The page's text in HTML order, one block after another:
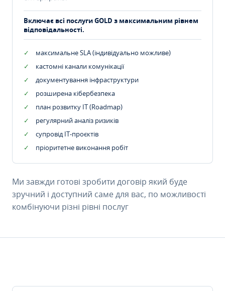
Включає всі послуги GOLD з максимальним рівнем
відповідальності.
максимальне SLA (індивідуально можливе)
кастомні канали комунікації
документування інфраструктури
розширена кібербезпека
план розвитку IT (Roadmap)
регулярний аналіз ризиків
супровід ІТ-проєктів
пріоритетне виконання робіт
Ми завжди готові зробити договір який буде
зручний і доступний саме для вас, по можливості
комбінуючи різні рівні послуг